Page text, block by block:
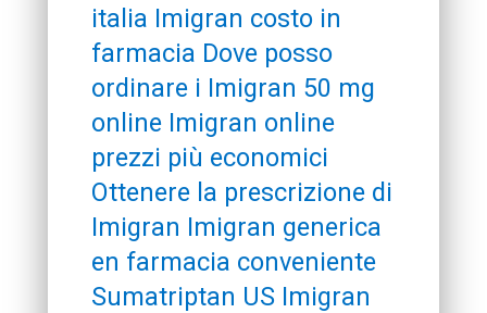
italia Imigran costo in
farmacia Dove posso
ordinare i Imigran 50 mg
online Imigran online
prezzi più economici
Ottenere la prescrizione di
Imigran Imigran generica
en farmacia conveniente
Sumatriptan US Imigran